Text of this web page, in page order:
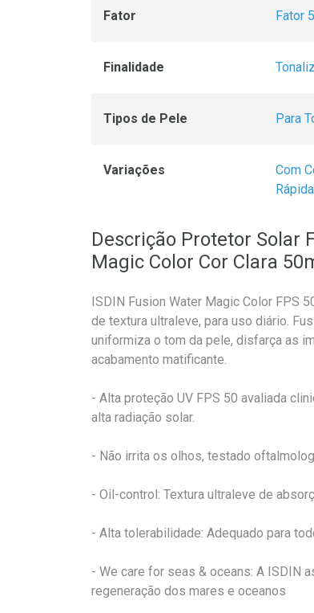
Fator Fator
Finalidade
Tipos de Pele Para
Variações Com
Rápida
Descrição Protetor Solar
Magic Color Cor Clara
ISDIN Fusion Water Magic Color FPS
de textura ultraleve, para uso diário.
uniformiza o tom da pele, disfarça as
acabamento matificante.
- Alta proteção UV FPS 50 avaliada
alta radiação solar.
- Não irrita os olhos, testado
- Oil-control: Textura ultraleve de
- Alta tolerabilidade: Adequado para
- We care for seas & oceans: A ISDIN
regeneração dos mares e oceanos